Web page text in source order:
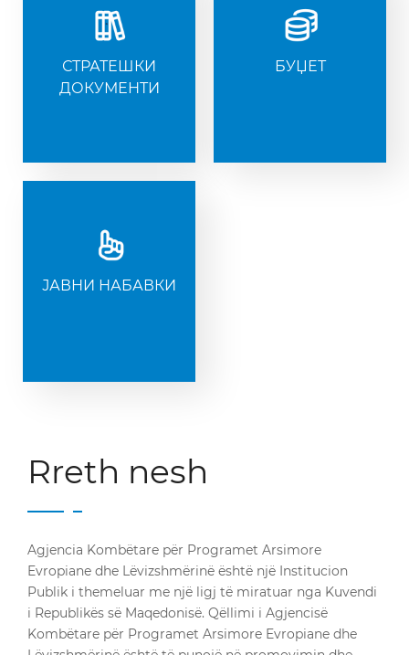
СТРАТЕШКИ
ДОКУМЕНТИ
БУЏЕТ
ЈАВНИ НАБАВКИ
Rreth nesh
Agjencia Kombëtare për Programet Arsimore
Evropiane dhe Lëvizshmërinë është një Institucion
Publik i themeluar me një ligj të miratuar nga Kuvendi
i Republikës së Maqedonisë. Qëllimi i Agjencisë
Kombëtare për Programet Arsimore Evropiane dhe